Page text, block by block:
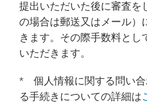
提出いただいた後に審査を
の場合は郵送又はメール）
きます。その際手数料とし
いただきます。
* 個人情報に関する問い合
る手続きについての詳細は